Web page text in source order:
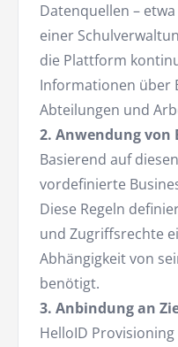
Datenquellen –
einer
die Plattform
Informationen über
Abteilungen und
2. Anwendung von
Basierend auf
vordefinierte
Diese Regeln
und Zugriffsrechte
Abhängigkeit von
benötigt.
3. Anbindung an
HelloID